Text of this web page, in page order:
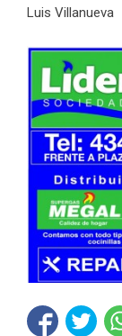
Luis Villanueva